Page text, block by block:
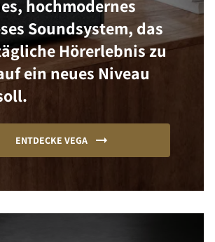
hochmodernes
Soundsystem, das
Hörerlebnis zu
ein neues Niveau
ENTDECKE VEGA